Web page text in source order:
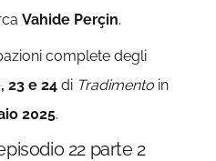
Vahide Perçin.
complete degli
23 e 24di Tradimento in
2025.
22 parte 2